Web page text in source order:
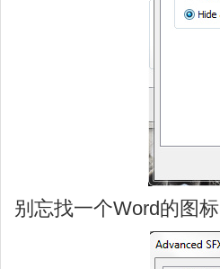
别忘找一个Word的图标